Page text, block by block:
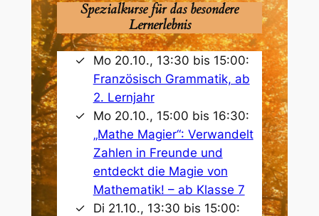
Spezialkurse für das besondere
Lernerlebnis
Mo 20.10., 13:30 bis 15:00:
Französisch Grammatik, ab
2. Lernjahr
Mo 20.10., 15:00 bis 16:30:
„Mathe Magier“: Verwandelt
Zahlen in Freunde und
entdeckt die Magie von
Mathematik! – ab Klasse 7
Di 21.10., 13:30 bis 15:00: